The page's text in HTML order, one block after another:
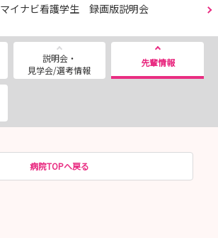
マイナビ看護学生 録画版説明会
説明会・
見学会/選考情報
先輩情報
病院TOPへ戻る